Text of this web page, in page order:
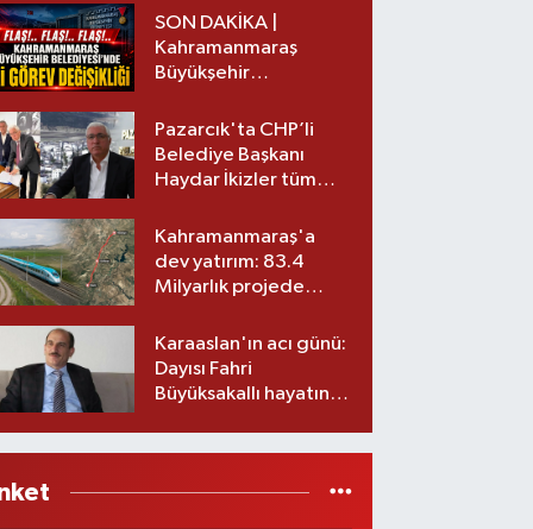
SON DAKİKA |
Kahramanmaraş
Büyükşehir
görev değişikliği!
Pazarcık'ta CHP’li
Belediye Başkanı
Haydar İkizler tüm
yeni partisi
Kahramanmaraş'a
dev yatırım: 83.4
Milyarlık projede
Karaaslan'ın acı günü:
Dayısı Fahri
Büyüksakallı hayatını